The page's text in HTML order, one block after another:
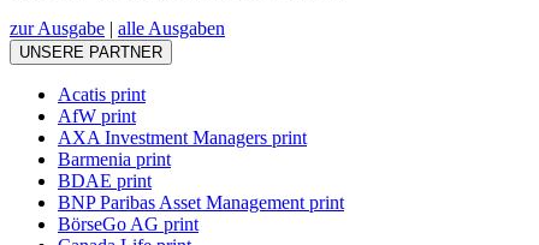
zur Ausgabe | alle Ausgaben
UNSERE PARTNER
Acatis print
AfW print
AXA Investment Managers print
Barmenia print
BDAE print
BNP Paribas Asset Management print
BörseGo AG print